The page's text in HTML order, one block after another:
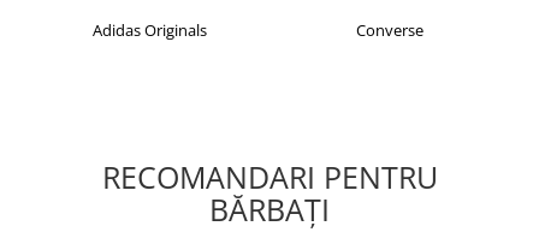
Adidas Originals Converse
RECOMANDARI PENTRU
BĂRBAŢI